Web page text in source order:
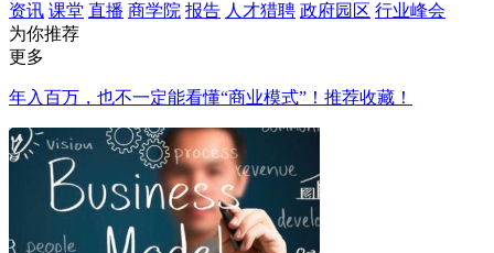
资讯 课堂 直播 商学院 报告 人才猎聘 政府园区 行业峰会
为你推荐
更多
年入百万，也不一定能看懂“商业模式”！推荐收藏！